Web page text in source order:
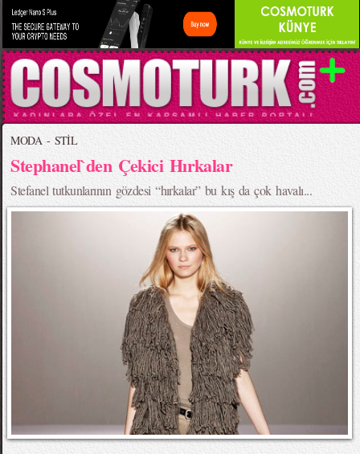
MODA - STİL
Stephanel`den Çekici Hırkalar
Stefanel tutkunlarının gözdesi “hırkalar” bu kış da çok havalı...